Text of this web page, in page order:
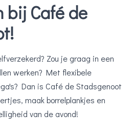
bij Café de
Zou je graag in een
werken? Met flexibele
Dan is Café de Stadsgenoot
maak borrelplankjes en
van de avond!